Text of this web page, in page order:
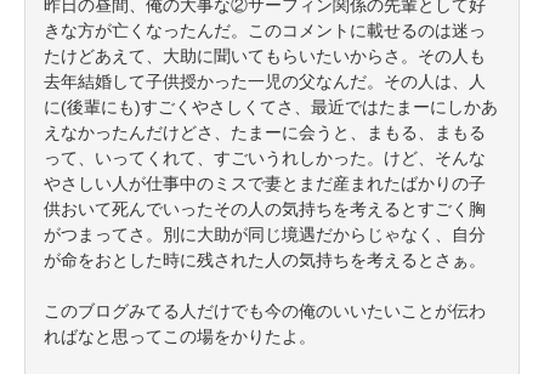
昨日の昼間、俺の大事な②サーフィン関係の先輩として好
きな方が亡くなったんだ。このコメントに載せるのは迷っ
たけどあえて、大助に聞いてもらいたいからさ。その人も
去年結婚して子供授かった一児の父なんだ。その人は、人
に(後輩にも)すごくやさしくてさ、最近ではたまーにしかあ
えなかったんだけどさ、たまーに会うと、まもる、まもる
って、いってくれて、すごいうれしかった。けど、そんな
やさしい人が仕事中のミスで妻とまだ産まれたばかりの子
供おいて死んでいったその人の気持ちを考えるとすごく胸
がつまってさ。別に大助が同じ境遇だからじゃなく、自分
が命をおとした時に残された人の気持ちを考えるとさぁ。
このブログみてる人だけでも今の俺のいいたいことが伝わ
ればなと思ってこの場をかりたよ。